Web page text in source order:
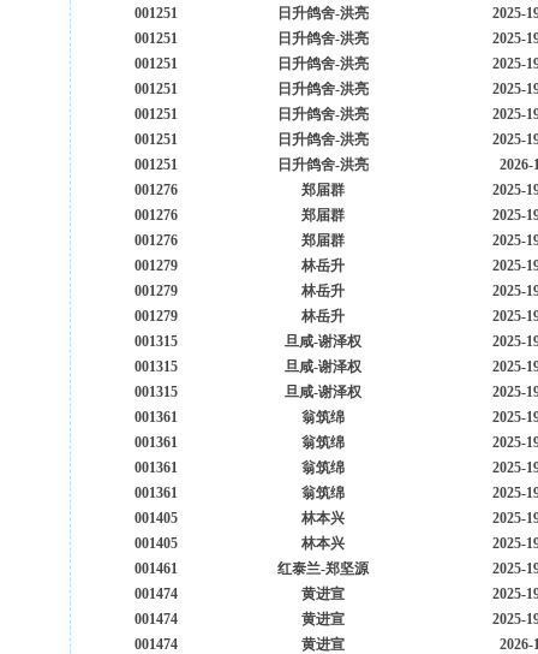
001251 日升鸽舍-洪亮
2025-
001251
日升鸽舍-洪亮
2025-
001251
日升鸽舍-洪亮
2025-
001251
日升鸽舍-洪亮
2025-
001251
日升鸽舍-洪亮
2025-
001251
日升鸽舍-洪亮
2025-
001251
日升鸽舍-洪亮
2026-
001276
郑届群
2025-
001276
郑届群
2025-
001276
郑届群
2025-
001279
林岳升
2025-
001279
林岳升
2025-
001279
林岳升
2025-
001315
旦咸-谢泽权
2025-
001315
旦咸-谢泽权
2025-
001315
旦咸-谢泽权
2025-
001361
翁筑绵
2025-
001361
翁筑绵
2025-
001361
翁筑绵
2025-
001361
翁筑绵
2025-
001405
林本兴
2025-
001405
林本兴
2025-
001461
红泰兰-郑坚源
2025-
001474
黄进宣
2025-
001474
黄进宣
2025-
001474
黄进宣
2026-